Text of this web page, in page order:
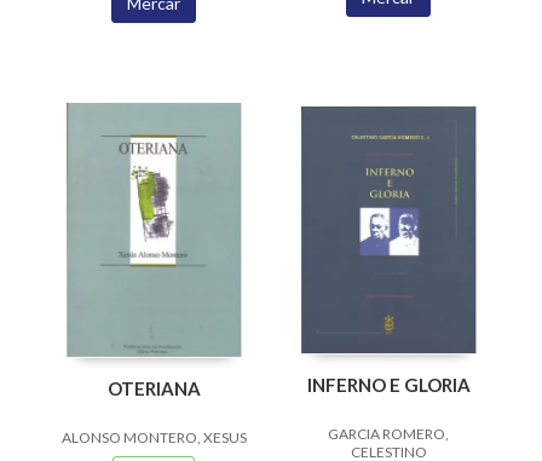
OTERIANA
ALONSO MONTERO, XESUS
INFERNO E GLORIA
GARCIA ROMERO,
CELESTINO